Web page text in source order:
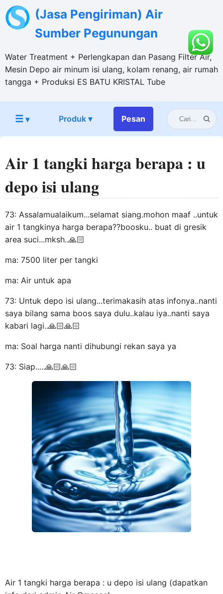
(Jasa Pengiriman) Air
Sumber Pegunungan
Water Treatment + Perlengkapan dan Pasang Filter Air,
Mesin Depo air minum isi ulang, kolam renang, air rumah
tangga + Produksi ES BATU KRISTAL Tube
☰▾ Produk ▾ Pesan
Air 1 tangki harga berapa : u
depo isi ulang
73: Assalamualaikum...selamat siang.mohon maaf ..untuk
air 1 tangkinya harga berapa??boosku.. buat di gresik
area suci...mksh..🙏🏻
ma: 7500 liter per tangki
ma: Air untuk apa
73: Untuk depo isi ulang...terimakasih atas infonya..nanti
saya bilang sama boos saya dulu..kalau iya..nanti saya
kabari lagi..🙏🏻🙏🏻
ma: Soal harga nanti dihubungi rekan saya ya
73: Siap.....🙏🏻🙏🏻
Air 1 tangki harga berapa : u depo isi ulang (dapatkan